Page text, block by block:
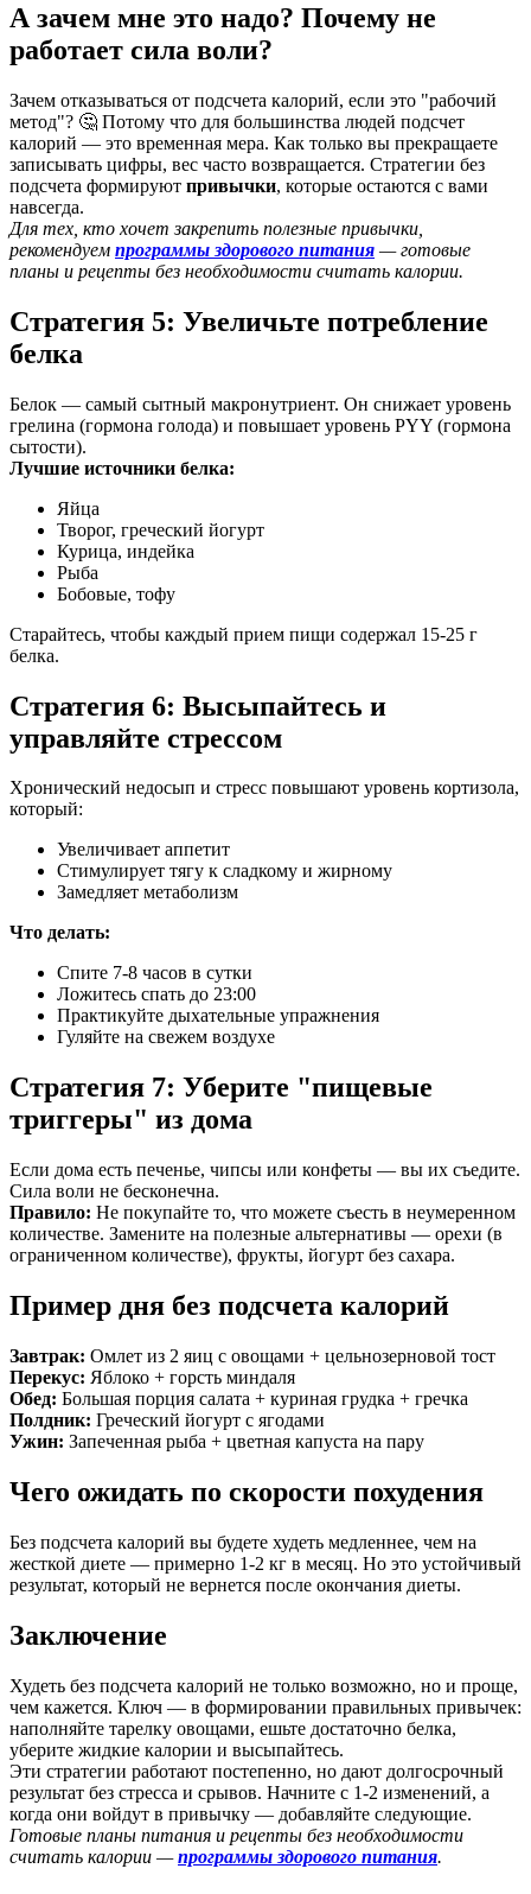
А зачем мне это надо? Почему не
работает сила воли?
Зачем отказываться от подсчета калорий, если это "рабочий
метод"? 🤔 Потому что для большинства людей подсчет
калорий — это временная мера. Как только вы прекращаете
записывать цифры, вес часто возвращается. Стратегии без
подсчета формируют привычки, которые остаются с вами
навсегда.
Для тех, кто хочет закрепить полезные привычки,
рекомендуем программы здорового питания — готовые
планы и рецепты без необходимости считать калории.
Стратегия 5: Увеличьте потребление
белка
Белок — самый сытный макронутриент. Он снижает уровень
грелина (гормона голода) и повышает уровень PYY (гормона
сытости).
Лучшие источники белка:
Яйца
Творог, греческий йогурт
Курица, индейка
Рыба
Бобовые, тофу
Старайтесь, чтобы каждый прием пищи содержал 15-25 г
белка.
Стратегия 6: Высыпайтесь и
управляйте стрессом
Хронический недосып и стресс повышают уровень кортизола,
который:
Увеличивает аппетит
Стимулирует тягу к сладкому и жирному
Замедляет метаболизм
Что делать:
Спите 7-8 часов в сутки
Ложитесь спать до 23:00
Практикуйте дыхательные упражнения
Гуляйте на свежем воздухе
Стратегия 7: Уберите "пищевые
триггеры" из дома
Если дома есть печенье, чипсы или конфеты — вы их съедите.
Сила воли не бесконечна.
Правило: Не покупайте то, что можете съесть в неумеренном
количестве. Замените на полезные альтернативы — орехи (в
ограниченном количестве), фрукты, йогурт без сахара.
Пример дня без подсчета калорий
Завтрак: Омлет из 2 яиц с овощами + цельнозерновой тост
Перекус: Яблоко + горсть миндаля
Обед: Большая порция салата + куриная грудка + гречка
Полдник: Греческий йогурт с ягодами
Ужин: Запеченная рыба + цветная капуста на пару
Чего ожидать по скорости похудения
Без подсчета калорий вы будете худеть медленнее, чем на
жесткой диете — примерно 1-2 кг в месяц. Но это устойчивый
результат, который не вернется после окончания диеты.
Заключение
Худеть без подсчета калорий не только возможно, но и проще,
чем кажется. Ключ — в формировании правильных привычек:
наполняйте тарелку овощами, ешьте достаточно белка,
уберите жидкие калории и высыпайтесь.
Эти стратегии работают постепенно, но дают долгосрочный
результат без стресса и срывов. Начните с 1-2 изменений, а
когда они войдут в привычку — добавляйте следующие.
Готовые планы питания и рецепты без необходимости
считать калории —программы здорового питания.